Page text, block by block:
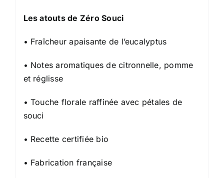
Les atouts de Zéro Souci
• Fraîcheur apaisante de l’eucalyptus
• Notes aromatiques de citronnelle, pomme
et réglisse
• Touche florale raffinée avec pétales de
souci
• Recette certifiée bio
• Fabrication française